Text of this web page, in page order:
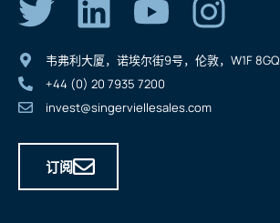
韦弗利大厦，诺埃尔街9号，伦敦，W1F 8GQ
+44 (0) 20 7935 7200
invest@singerviellesales.com
订阅